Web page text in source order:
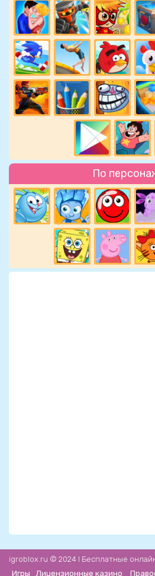
По
igroblox.ru © 2024 l Бесплатные
Игры
Лицензионные казино